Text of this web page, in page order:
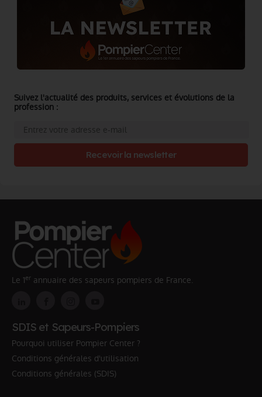
Suivez l'actualité des produits, services et évolutions de la
profession :
Recevoir la newsletter
Le 1er annuaire des sapeurs pompiers de France.
SDIS et Sapeurs-Pompiers
Pourquoi utiliser Pompier Center ?
Conditions générales d'utilisation
Conditions générales (SDIS)